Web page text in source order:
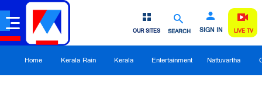
SEARCH SIGN IN
OUR SITES LIVE TV
Home Kerala Rain Kerala Entertainment Nattuvartha